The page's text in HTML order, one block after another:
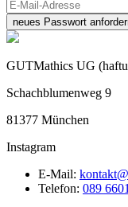
neues Passwort
GUTMathics UG
Schachblumenweg 9
81377 München
Instagram
E-Mail:
Telefon: 089